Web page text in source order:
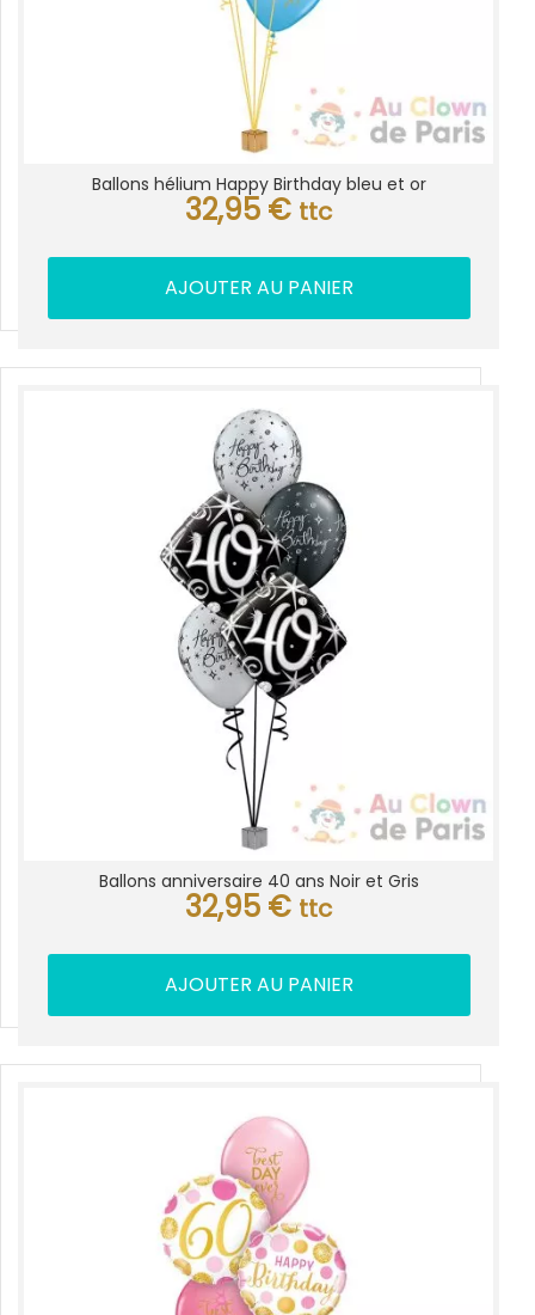
Ballons hélium Happy Birthday bleu et or
32,95 € ttc
AJOUTER AU PANIER
Ballons anniversaire 40 ans Noir et Gris
32,95 € ttc
AJOUTER AU PANIER